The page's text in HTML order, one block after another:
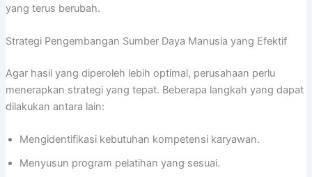
yang terus berubah.
Strategi Pengembangan Sumber Daya Manusia yang Efektif
Agar hasil yang diperoleh lebih optimal, perusahaan perlu
menerapkan strategi yang tepat. Beberapa langkah yang dapat
dilakukan antara lain:
Mengidentifikasi kebutuhan kompetensi karyawan.
Menyusun program pelatihan yang sesuai.